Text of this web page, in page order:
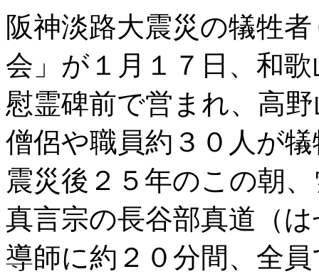
阪神淡路大震災の犠牲
会」が１月１７日、和
慰霊碑前で営まれ、高
僧侶や職員約３０人が
震災後２５年のこの朝
真言宗の長谷部真道（
導師に約２０分間、全